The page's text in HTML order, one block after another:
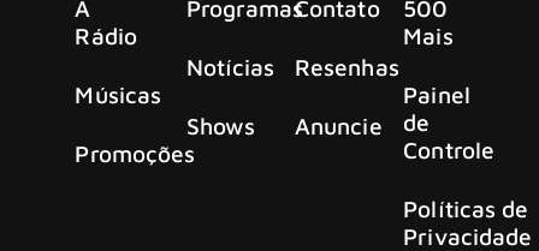
A
Rádio
Músicas
Promoções
Programas
Notícias
Shows
Contato
Resenhas
Anuncie
500
Mais
Painel
de
Controle
Políticas de
Privacidade